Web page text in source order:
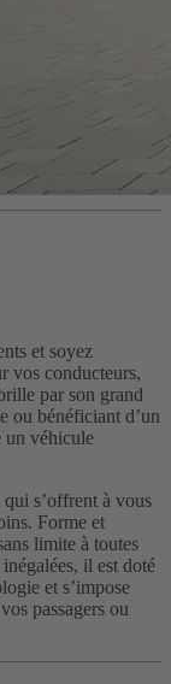
et soyez
vos conducteurs,
par son grand
ou bénéficiant d’un
un véhicule
s’offrent à vous
Forme et
limite à toutes
il est doté
et s’impose
passagers ou